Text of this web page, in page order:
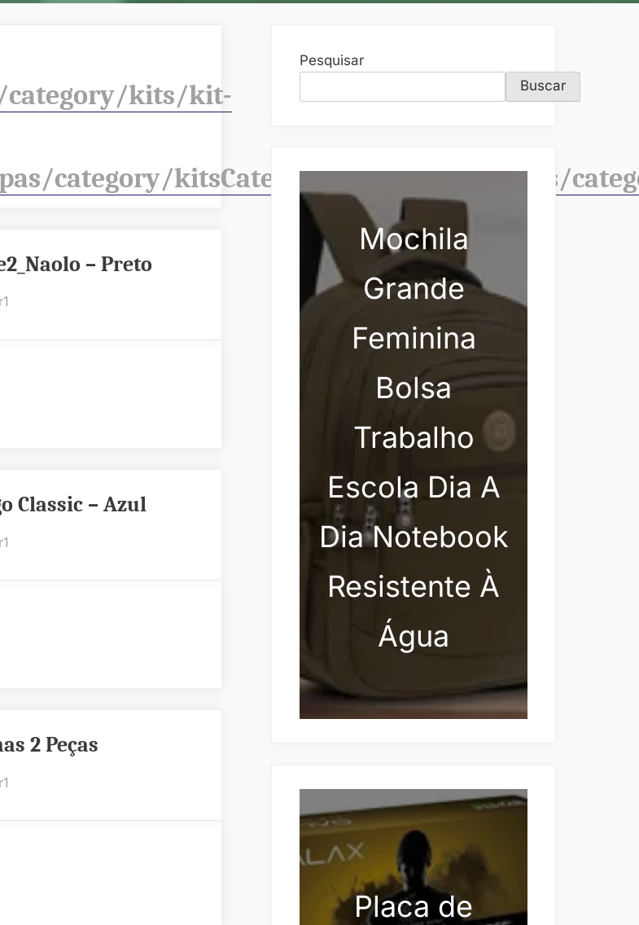
category/kits/kit-
category/kitsCategorymasculino/roupas/
– Preto
Classic – Azul
2 Peças
Pesquisar
Buscar
Mochila
Grande
Feminina
Bolsa
Trabalho
Escola Dia A
Dia Notebook
Resistente À
Água
Placa de